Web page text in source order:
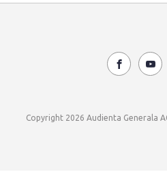
Copyright 2026 Audienta Generala